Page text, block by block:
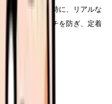
れています。特に、リアルな
後のミスマッチを防ぎ、定着